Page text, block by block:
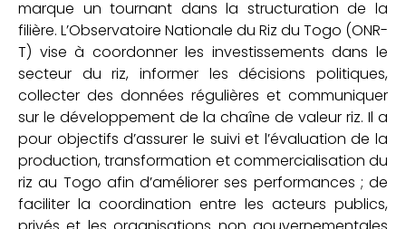
marque un tournant dans la structuration de la
filière. L’Observatoire Nationale du Riz du Togo (ONR-
T) vise à coordonner les investissements dans le
secteur du riz, informer les décisions politiques,
collecter des données régulières et communiquer
sur le développement de la chaîne de valeur riz. Il a
pour objectifs d’assurer le suivi et l’évaluation de la
production, transformation et commercialisation du
riz au Togo afin d’améliorer ses performances ; de
faciliter la coordination entre les acteurs publics,